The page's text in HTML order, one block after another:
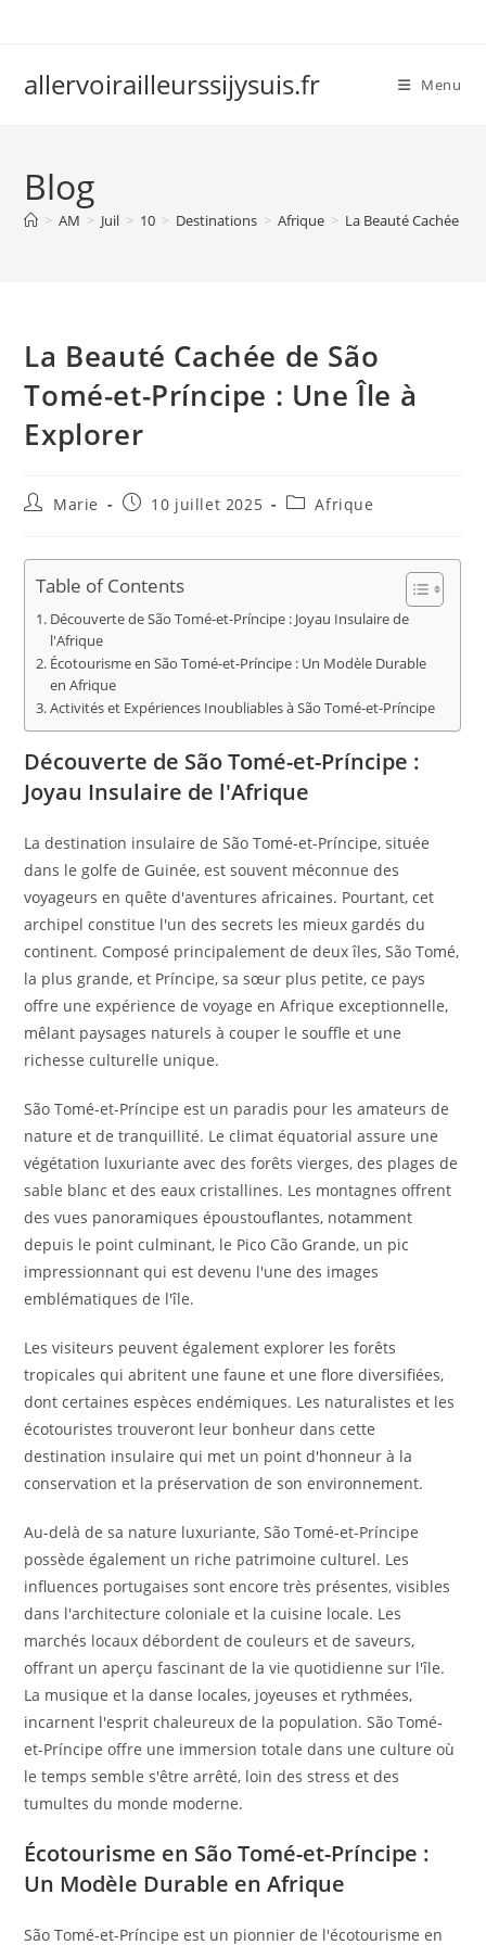
allervoirailleurssijysuis.fr Menu
Blog
> AM > Juil > 10 > Destinations > Afrique > La Beauté Cachée
La Beauté Cachée de São
Tomé-et-Príncipe : Une Île à
Explorer
Auteur/autrice
publication :
Marie
Publication
10 juillet 2025
PostAfrique
Table of Contents
Découverte de São Tomé-et-Príncipe : Joyau Insulaire de
l'Afrique
Écotourisme en São Tomé-et-Príncipe : Un Modèle Durable
en Afrique
Activités et Expériences Inoubliables à São Tomé-et-Príncipe
Découverte de São Tomé-et-Príncipe :
Joyau Insulaire de l'Afrique
La destination insulaire de São Tomé-et-Príncipe, située
dans le golfe de Guinée, est souvent méconnue des
voyageurs en quête d'aventures africaines. Pourtant, cet
archipel constitue l'un des secrets les mieux gardés du
continent. Composé principalement de deux îles, São Tomé,
la plus grande, et Príncipe, sa sœur plus petite, ce pays
offre une expérience de voyage en Afrique exceptionnelle,
mêlant paysages naturels à couper le souffle et une
richesse culturelle unique.
São Tomé-et-Príncipe est un paradis pour les amateurs de
nature et de tranquillité. Le climat équatorial assure une
végétation luxuriante avec des forêts vierges, des plages de
sable blanc et des eaux cristallines. Les montagnes offrent
des vues panoramiques époustouflantes, notamment
depuis le point culminant, le Pico Cão Grande, un pic
impressionnant qui est devenu l'une des images
emblématiques de l'île.
Les visiteurs peuvent également explorer les forêts
tropicales qui abritent une faune et une flore diversifiées,
dont certaines espèces endémiques. Les naturalistes et les
écotouristes trouveront leur bonheur dans cette
destination insulaire qui met un point d'honneur à la
conservation et la préservation de son environnement.
Au-delà de sa nature luxuriante, São Tomé-et-Príncipe
possède également un riche patrimoine culturel. Les
influences portugaises sont encore très présentes, visibles
dans l'architecture coloniale et la cuisine locale. Les
marchés locaux débordent de couleurs et de saveurs,
offrant un aperçu fascinant de la vie quotidienne sur l'île.
La musique et la danse locales, joyeuses et rythmées,
incarnent l'esprit chaleureux de la population. São Tomé-
et-Príncipe offre une immersion totale dans une culture où
le temps semble s'être arrêté, loin des stress et des
tumultes du monde moderne.
Écotourisme en São Tomé-et-Príncipe :
Un Modèle Durable en Afrique
São Tomé-et-Príncipe est un pionnier de l'écotourisme en